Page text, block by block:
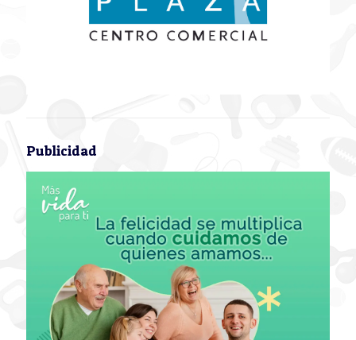
Publicidad